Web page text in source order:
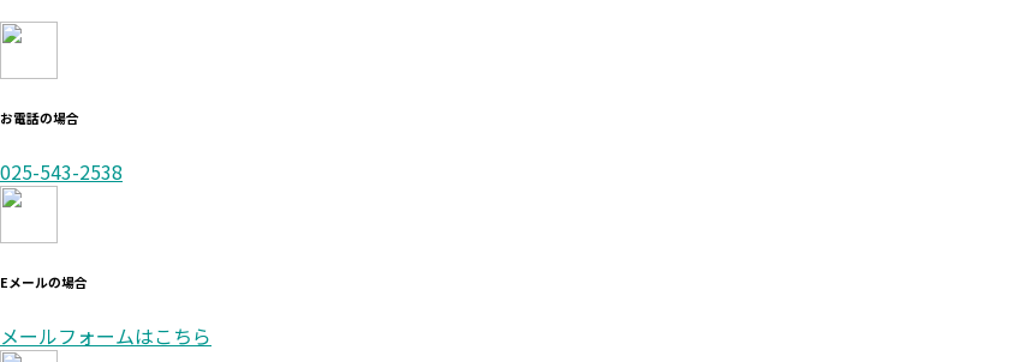
お電話の場合
025-543-2538
Eメールの場合
メールフォームはこちら